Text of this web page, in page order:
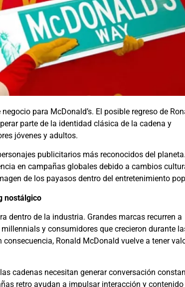
para McDonald’s. El posible regreso de
parte de la identidad clásica de la cadena y
jóvenes y adultos.
publicitarios más reconocidos del
en campañas globales debido a cambios
de los payasos dentro del entretenimiento
nostálgico
dentro de la industria. Grandes marcas recurren a
y consumidores que crecieron durante
Ronald McDonald vuelve a tener
cadenas necesitan generar conversación
retro ayudan a impulsar interacción y contenido